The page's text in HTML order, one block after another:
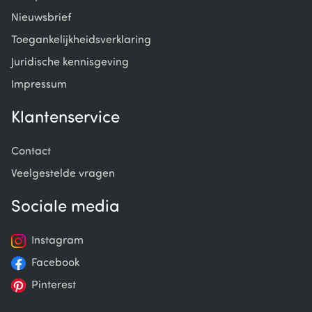
Nieuwsbrief
Toegankelijkheidsverklaring
Juridische kennisgeving
Impressum
Klantenservice
Contact
Veelgestelde vragen
Sociale media
Instagram
Facebook
Pinterest